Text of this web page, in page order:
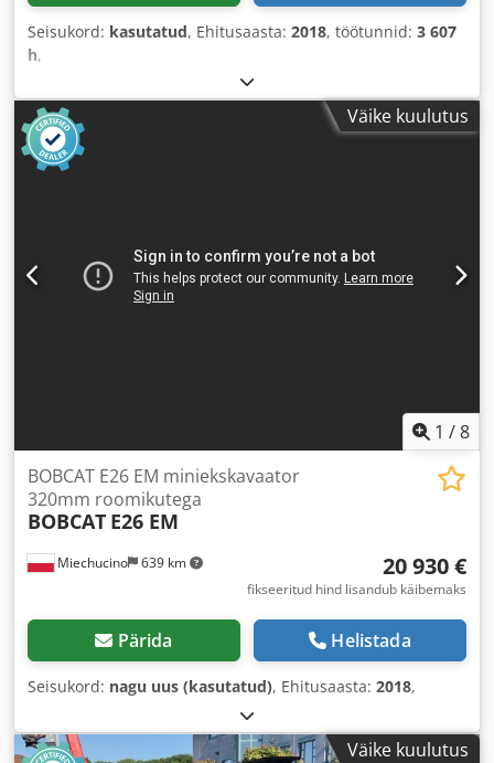
Seisukord: kasutatud, Ehitusaasta: 2018, töötunnid: 3 607
h,
Väike kuulutus
1 /8
Miechucino 639 km
BOBCAT E26 EM miniekskavaator
320mm roomikutega
BOBCAT E26 EM
20 930 €
fikseeritud hind lisandub käibemaks
Pärida Helistada
Seisukord: nagu uus (kasutatud), Ehitusaasta: 2018,
Väike kuulutus